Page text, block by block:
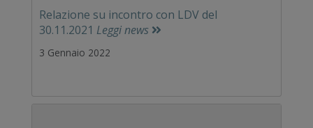
Relazione su incontro con LDV del
30.11.2021 Leggi news
3 Gennaio 2022